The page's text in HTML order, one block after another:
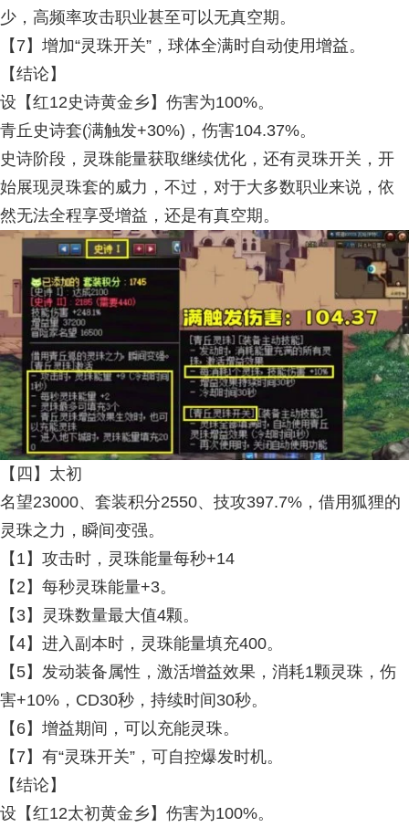
少，高频率攻击职业甚至可以无真空期。
【7】增加“灵珠开关”，球体全满时自动使用增益。
【结论】
设【红12史诗黄金乡】伤害为100%。
青丘史诗套(满触发+30%)，伤害104.37%。
史诗阶段，灵珠能量获取继续优化，还有灵珠开关，开
始展现灵珠套的威力，不过，对于大多数职业来说，依
然无法全程享受增益，还是有真空期。
【四】太初
名望23000、套装积分2550、技攻397.7%，借用狐狸的
灵珠之力，瞬间变强。
【1】攻击时，灵珠能量每秒+14
【2】每秒灵珠能量+3。
【3】灵珠数量最大值4颗。
【4】进入副本时，灵珠能量填充400。
【5】发动装备属性，激活增益效果，消耗1颗灵珠，伤
害+10%，CD30秒，持续时间30秒。
【6】增益期间，可以充能灵珠。
【7】有“灵珠开关”，可自控爆发时机。
【结论】
设【红12太初黄金乡】伤害为100%。